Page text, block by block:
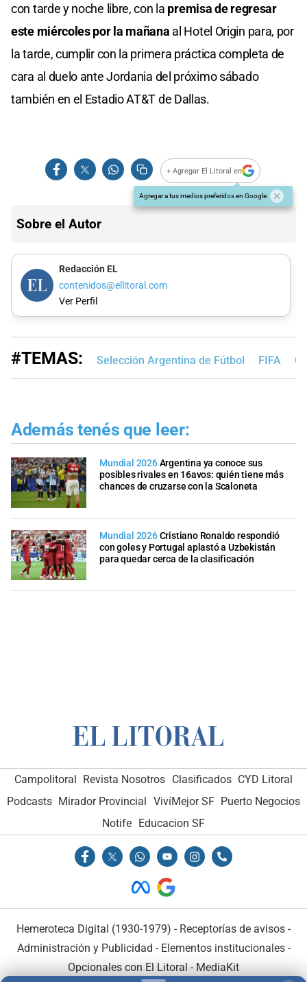
con tarde y noche libre, con la premisa de regresar
este miércoles por la mañana al Hotel Origin para, por
la tarde, cumplir con la primera práctica completa de
cara al duelo ante Jordania del próximo sábado
también en el Estadio AT&T de Dallas.
+ Agregar El Litoral en
Agregar a tus medios preferidos en Google
Sobre el Autor
Redacción EL
contenidos@ellitoral.com
Ver Perfil
#TEMAS: Selección Argentina de Fútbol FIFA
Además tenés que leer:
Mundial 2026Argentina ya conoce sus
posibles rivales en 16avos: quién tiene más
chances de cruzarse con la Scaloneta
Mundial 2026Cristiano Ronaldo respondió
con goles y Portugal aplastó a Uzbekistán
para quedar cerca de la clasificación
Campolitoral Revista Nosotros Clasificados CYD Litoral
Podcasts Mirador Provincial VivíMejor SF Puerto Negocios
Notife Educacion SF
Hemeroteca Digital (1930-1979) - Receptorías de avisos -
Administración y Publicidad - Elementos institucionales-
Opcionales con El Litoral - MediaKit